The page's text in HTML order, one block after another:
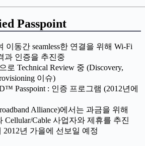
Passpoint
이동간 seamless한 연결을 위해 Wi-Fi
과 인증을 추진중
로 Technical Review 중 (Discovery,
이슈)
Passpoint : 인증 프로그램 (2012년에
Alliance)에서는 과금을 위해
Cellular/Cable 사업자와 제휴를 추진
2012년 가을에 선보일 예정